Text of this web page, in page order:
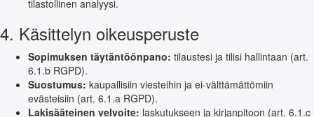
tilastollinen analyysi.
4. Käsittelyn oikeusperuste
Sopimuksen täytäntöönpano: tilaustesi ja tilisi hallintaan (art.
6.1.b RGPD).
Suostumus: kaupallisiin viesteihin ja ei-välttämättömiin
evästeisiin (art. 6.1.a RGPD).
Lakisääteinen velvoite: laskutukseen ja kirjanpitoon (art. 6.1.c